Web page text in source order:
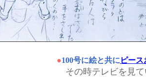
●100号に絵と共に ピー
その時テレビを見